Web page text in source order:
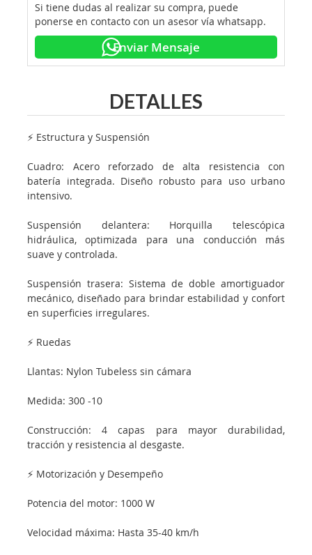
Si tiene dudas al realizar su compra, puede
ponerse en contacto con un asesor vía whatsapp.
Enviar Mensaje
DETALLES
⚡ Estructura y Suspensión
Cuadro: Acero reforzado de alta resistencia con
batería integrada. Diseño robusto para uso urbano
intensivo.
Suspensión delantera: Horquilla telescópica
hidráulica, optimizada para una conducción más
suave y controlada.
Suspensión trasera: Sistema de doble amortiguador
mecánico, diseñado para brindar estabilidad y confort
en superficies irregulares.
⚡ Ruedas
Llantas: Nylon Tubeless sin cámara
Medida: 300 -10
Construcción: 4 capas para mayor durabilidad,
tracción y resistencia al desgaste.
⚡ Motorización y Desempeño
Potencia del motor: 1000 W
Velocidad máxima: Hasta 35-40 km/h